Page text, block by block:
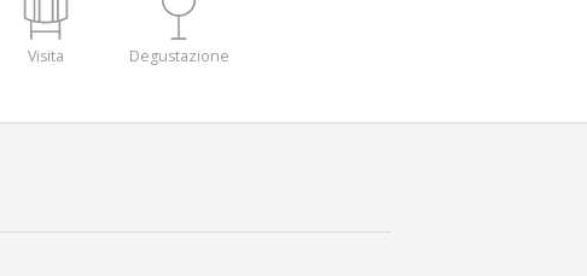
Visita Degustazione